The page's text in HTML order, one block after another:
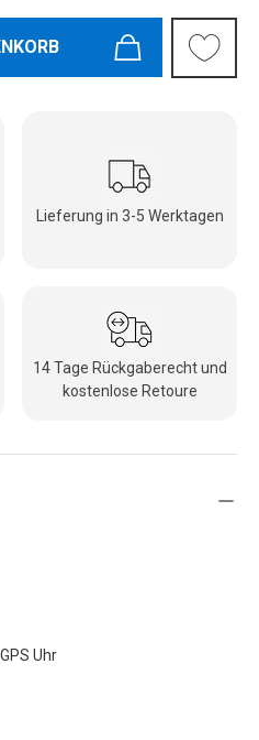
Lieferung in 3-5 Werktagen
14 Tage Rückgaberecht und
kostenlose Retoure
Uhr